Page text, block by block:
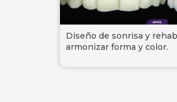
Diseño de sonrisa y
armonizar forma y color.